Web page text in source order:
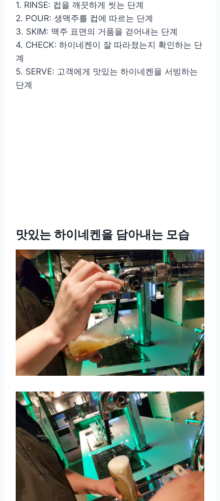
1. RINSE: 컵을 깨끗하게 씻는 단계
2. POUR: 생맥주를 컵에 따르는 단계
3. SKIM: 맥주 표면의 거품을 걷어내는 단계
4. CHECK: 하이네켄이 잘 따라졌는지 확인하는 단
계
5. SERVE: 고객에게 맛있는 하이네켄을 서빙하는
단계
맛있는 하이네켄을 담아내는 모습